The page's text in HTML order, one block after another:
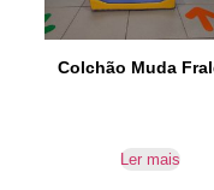
Colchão Muda
Ler mais